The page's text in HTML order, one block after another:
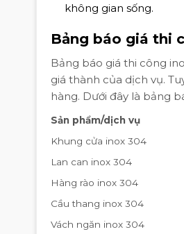
không gian sống.
Bảng báo giá thi
Bảng báo giá thi công
giá thành của dịch vụ.
hàng. Dưới đây là bảng
Sản phẩm/dịch vụ
Khung cửa inox 304
Lan can inox 304
Hàng rào inox 304
Cầu thang inox 304
Vách ngăn inox 304